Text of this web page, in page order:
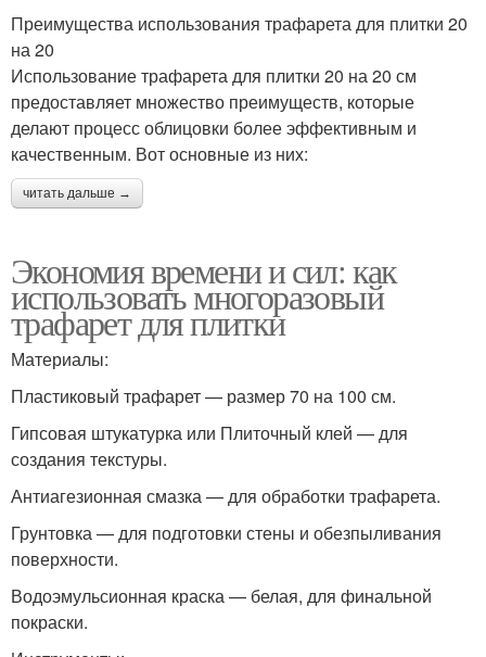
Преимущества использования трафарета для плитки 20
на 20
Использование трафарета для плитки 20 на 20 см
предоставляет множество преимуществ, которые
делают процесс облицовки более эффективным и
качественным. Вот основные из них:
читать дальше →
Экономия времени и сил: как
использовать многоразовый
трафарет для плитки
Материалы:
Пластиковый трафарет — размер 70 на 100 см.
Гипсовая штукатурка или Плиточный клей — для
создания текстуры.
Антиагезионная смазка — для обработки трафарета.
Грунтовка — для подготовки стены и обезпыливания
поверхности.
Водоэмульсионная краска — белая, для финальной
покраски.